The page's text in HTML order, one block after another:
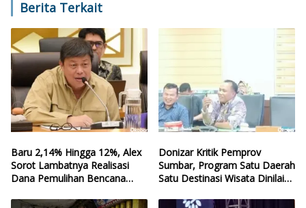
Berita Terkait
Baru 2,14% Hingga 12%, Alex
Sorot Lambatnya Realisasi
Dana Pemulihan Bencana
Donizar Kritik Pemprov
Sumbar, Program Satu Daerah
Satu Destinasi Wisata Dinilai